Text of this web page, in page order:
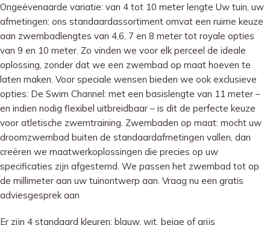
Ongeëvenaarde variatie: van 4 tot 10 meter lengte Uw tuin, uw
afmetingen: ons standaardassortiment omvat een ruime keuze
aan zwembadlengtes van 4,6, 7 en 8 meter tot royale opties
van 9 en 10 meter. Zo vinden we voor elk perceel de ideale
oplossing, zonder dat we een zwembad op maat hoeven te
laten maken. Voor speciale wensen bieden we ook exclusieve
opties: De Swim Channel: met een basislengte van 11 meter –
en indien nodig flexibel uitbreidbaar – is dit de perfecte keuze
voor atletische zwemtraining. Zwembaden op maat: mocht uw
droomzwembad buiten de standaardafmetingen vallen, dan
creëren we maatwerkoplossingen die precies op uw
specificaties zijn afgestemd. We passen het zwembad tot op
de millimeter aan uw tuinontwerp aan. Vraag nu een gratis
adviesgesprek aan
Er zijn 4 standaard kleuren: blauw, wit, beige of grijs